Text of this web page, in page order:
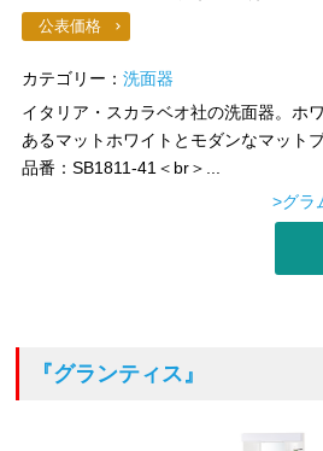
公表価格
カテゴリー：洗面器
イタリア・スカラベオ社の洗面器。ホ
あるマットホワイトとモダンなマット
品番：SB1811-41＜br＞...
>グラ
『グランティス』